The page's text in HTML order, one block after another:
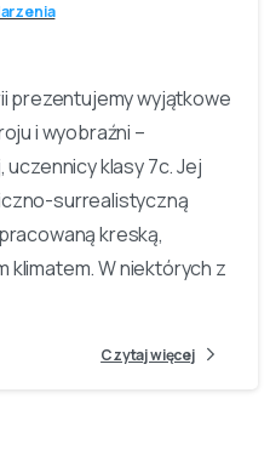
prezentujemy wyjątkowe
i wyobraźni –
klasy 7c. Jej
surrealistyczną
kreską,
klimatem. W niektórych z
Czytaj więcej